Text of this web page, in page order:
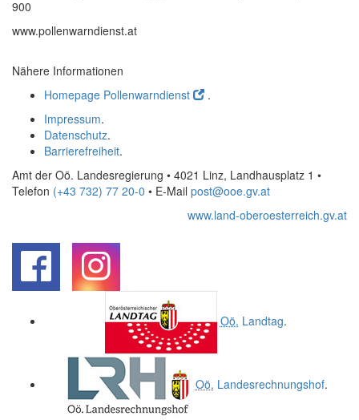
900
www.pollenwarndienst.at
Nähere Informationen
Homepage Pollenwarndienst
.
Impressum.
Datenschutz.
Barrierefreiheit.
Amt der Oö. Landesregierung • 4021 Linz, Landhausplatz 1 •
Telefon (+43 732) 77 20-0 • E-Mail post@ooe.gv.at
www.land-oberoesterreich.gv.at
Oö. Landtag.
Oö. Landesrechnungshof.